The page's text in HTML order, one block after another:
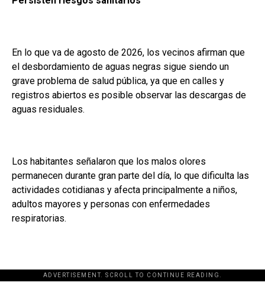
En lo que va de agosto de 2026, los vecinos afirman que
el desbordamiento de aguas negras sigue siendo un
grave problema de salud pública, ya que en calles y
registros abiertos es posible observar las descargas de
aguas residuales.
Los habitantes señalaron que los malos olores
permanecen durante gran parte del día, lo que dificulta las
actividades cotidianas y afecta principalmente a niños,
adultos mayores y personas con enfermedades
respiratorias.
ADVERTISEMENT. SCROLL TO CONTINUE READING.